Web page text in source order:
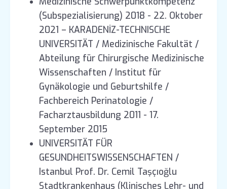
(Subspezialisierung) 2018 - 22. Oktober
2021 – KARADENİZ-TECHNISCHE
UNIVERSITÄT / Medizinische Fakultät /
Abteilung für Chirurgische Medizinische
Wissenschaften / Institut für
Gynäkologie und Geburtshilfe /
Fachbereich Perinatologie /
Facharztausbildung 2011 - 17.
September 2015
UNIVERSITÄT FÜR
GESUNDHEITSWISSENSCHAFTEN /
Istanbul Prof. Dr. Cemil Taşçıoğlu
Stadtkrankenhaus (Klinisches Lehr- und